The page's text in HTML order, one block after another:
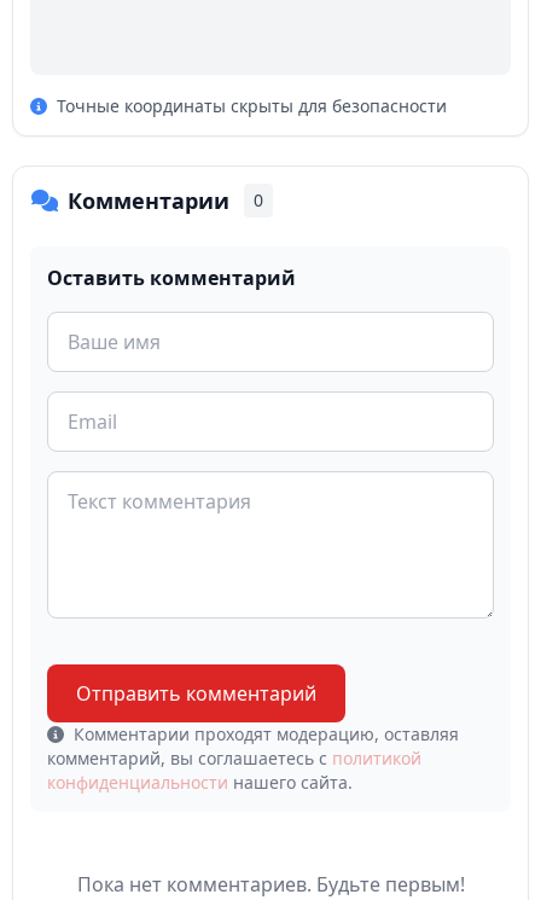
Точные координаты скрыты для безопасности
Комментарии 0
Оставить комментарий
Отправить комментарий
Комментарии проходят модерацию, оставляя
комментарий, вы соглашаетесь с политикой
конфиденциальности нашего сайта.
Пока нет комментариев. Будьте первым!